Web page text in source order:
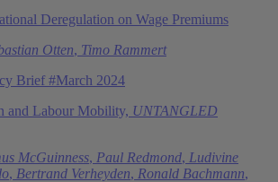
Deregulation on Wage Premiums
Otten, Timo Rammert
Brief #March 2024
and Labour Mobility, UNTANGLED
McGuinness, Paul Redmond, Ludivine
, Bertrand Verheyden, Ronald Bachmann,